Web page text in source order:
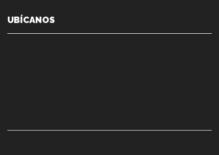
UBÍCANOS